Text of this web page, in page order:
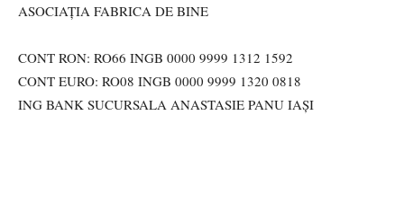
ASOCIAȚIA FABRICA DE BINE
CONT RON: RO66 INGB 0000 9999 1312 1592
CONT EURO: RO08 INGB 0000 9999 1320 0818
ING BANK SUCURSALA ANASTASIE PANU IAȘI